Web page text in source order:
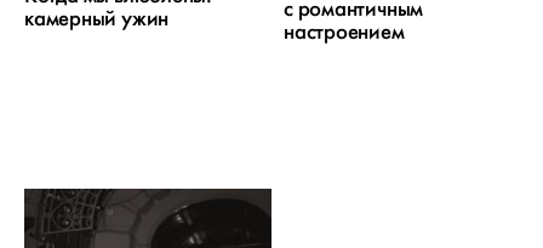
камерный ужин
с романтичным
настроением